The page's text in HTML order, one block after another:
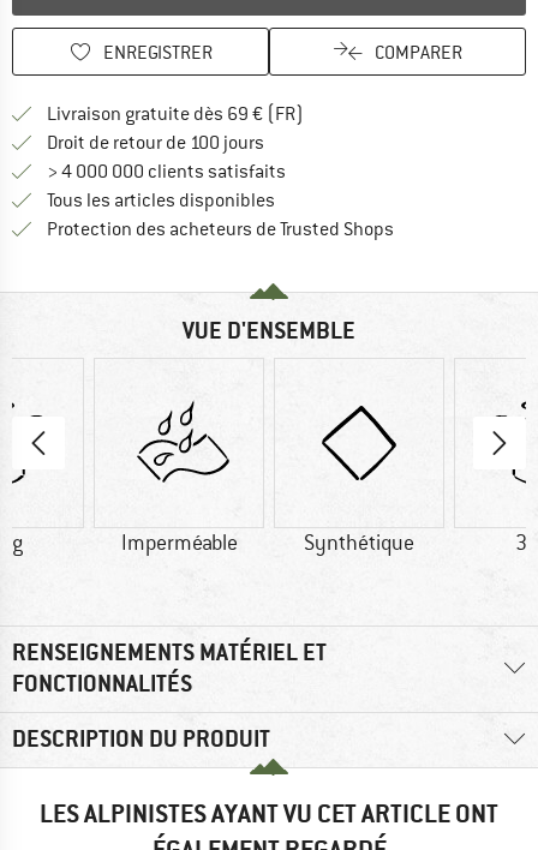
ENREGISTRER COMPARER
Livraison gratuite dès 69 € (FR)
Droit de retour de 100 jours
> 4 000 000 clients satisfaits
Tous les articles disponibles
Protection des acheteurs de Trusted Shops
VUE D'ENSEMBLE
g Imperméable Synthétique
RENSEIGNEMENTS MATÉRIEL ET
FONCTIONNALITÉS
DESCRIPTION DU PRODUIT
LES ALPINISTES AYANT VU CET ARTICLE ONT